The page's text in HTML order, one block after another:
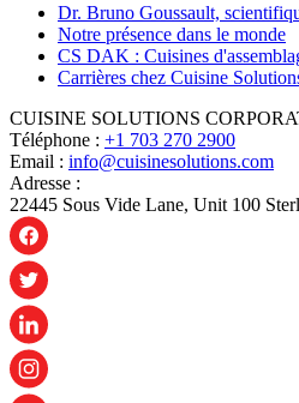
Dr. Bruno Goussault,
Notre présence dans le monde
CS DAK : Cuisines
Carrières chez Cuisine
CUISINE SOLUTIONS
Téléphone : +1 703 270 2900
Email : info@cuisinesolutions.com
Adresse :
22445 Sous Vide Lane, Unit 100